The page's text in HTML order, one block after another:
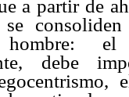
a partir de
el
debe